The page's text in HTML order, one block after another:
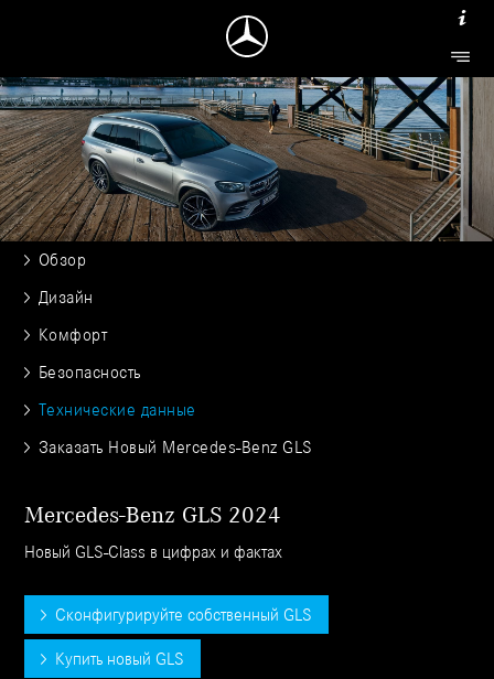
Обзор
Дизайн
Комфорт
Безопасность
Технические данные
Заказать Новый Mercedes-Benz GLS
Mercedes-Benz GLS 2024
Новый GLS-Class в цифрах и фактах
Сконфигурируйте собственный GLS
Купить новый GLS